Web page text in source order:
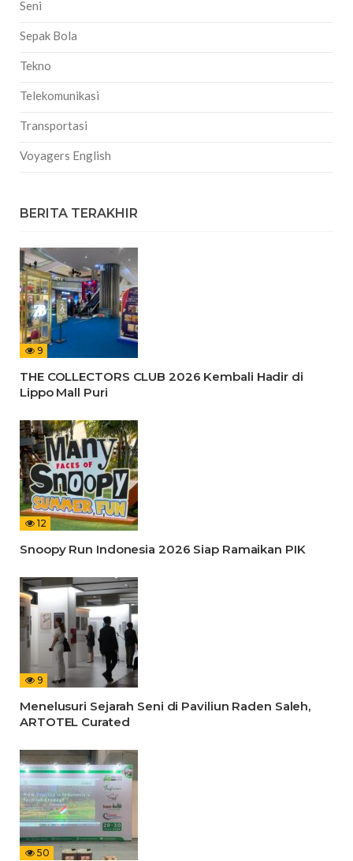
Seni
Sepak Bola
Tekno
Telekomunikasi
Transportasi
Voyagers English
BERITA TERAKHIR
9
THE COLLECTORS CLUB 2026 Kembali Hadir di
Lippo Mall Puri
12
Snoopy Run Indonesia 2026 Siap Ramaikan PIK
9
Menelusuri Sejarah Seni di Paviliun Raden Saleh,
ARTOTEL Curated
50